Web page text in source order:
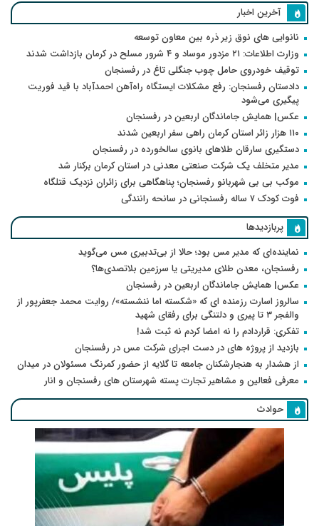
آخرین اخبار
نانوایی های نوق زیر ذره بین معاون توسعه
وزارت اطلاعات: ۲۱ مزدور موساد و ۴ شرور مسلح در کرمان بازداشت شدند
توقیف خودروی حامل چوب جنگلی تاغ در رفسنجان
دادستان رفسنجان: رفع مشکلات ایستگاه راه‌آهن احمدآباد با قید فوریت
پیگیری می‌شود
عکس| همایش جاماندگان اربعین در رفسنجان
۱۱۰ هزار زائر استان کرمان راهی سفر اربعین شدند
دستگیری سارقان طلاهای بانوی سالخورده در رفسنجان
مدیر متخلف یک شرکت صنعتی معدنی در استان کرمان برکنار شد
موکب بی بی شهربانو رفسنجان؛ پناهگاهی برای زائران نزدیک قتلگاه
فوت کودک ۷ ساله رفسنجانی در سانحه رانندگی
پربازدیدها
نماینده‌ای که مدیر مس بود؛ حالا از بی‌تدبیری مس می‌گوید
رفسنجان، معدن طلای مدیریتی یا سرزمین بلاتصدی‌ها؟
عکس| همایش جاماندگان اربعین در رفسنجان
سالروز اسارت رزمنده ای که «شکسته اما ننشسته»/ روایت محمد جعفرپور از
والفجر ۳ تا پیری و دلتنگی برای رفقای شهید
تفکری: قراردادم را نه امضا کردم نه ثبت شد!
بازدید از پروژه های در دست اجرای شرکت مس در رفسنجان
از هشدار به هنجارشکنان جامعه تا گلایه از حضور کمرنگ مسئولان در میدان
معرفی فعالین و مشاهیر تجارت پسته شهرستان های رفسنجان و انار
حوادث